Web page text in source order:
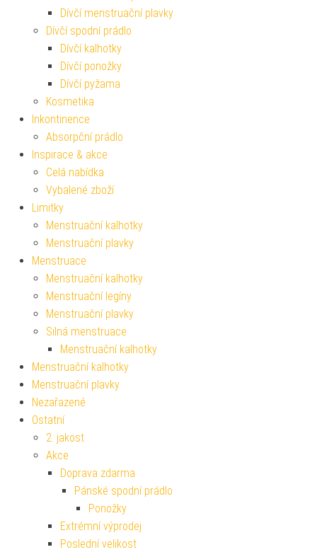
Dívčí menstruační plavky
Dívčí spodní prádlo
Dívčí kalhotky
Dívčí ponožky
Dívčí pyžama
Kosmetika
Inkontinence
Absorpční prádlo
Inspirace & akce
Celá nabídka
Vybalené zboží
Limitky
Menstruační kalhotky
Menstruační plavky
Menstruace
Menstruační kalhotky
Menstruační legíny
Menstruační plavky
Silná menstruace
Menstruační kalhotky
Menstruační kalhotky
Menstruační plavky
Nezařazené
Ostatní
2. jakost
Akce
Doprava zdarma
Pánské spodní prádlo
Ponožky
Extrémní výprodej
Poslední velikost